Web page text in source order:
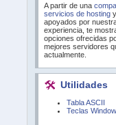
A partir de una
servicios de hostingy
apoyados por
experiencia, te
opciones ofrecidas
mejores servidores
actualmente.
Utilidades
Tabla ASCII
Teclas